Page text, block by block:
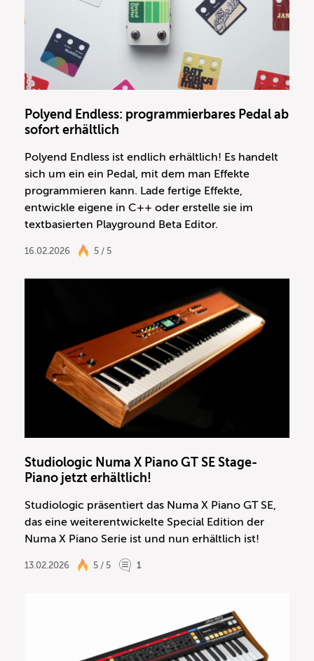
Polyend Endless: programmierbares Pedal ab
sofort erhältlich
Polyend Endless ist endlich erhältlich! Es handelt
sich um ein ein Pedal, mit dem man Effekte
programmieren kann. Lade fertige Effekte,
entwickle eigene in C++ oder erstelle sie im
textbasierten Playground Beta Editor.
16.02.2026 5 / 5
Studiologic Numa X Piano GT SE Stage-
Piano jetzt erhältlich!
Studiologic präsentiert das Numa X Piano GT SE,
das eine weiterentwickelte Special Edition der
Numa X Piano Serie ist und nun erhältlich ist!
13.02.2026 5 / 5 1